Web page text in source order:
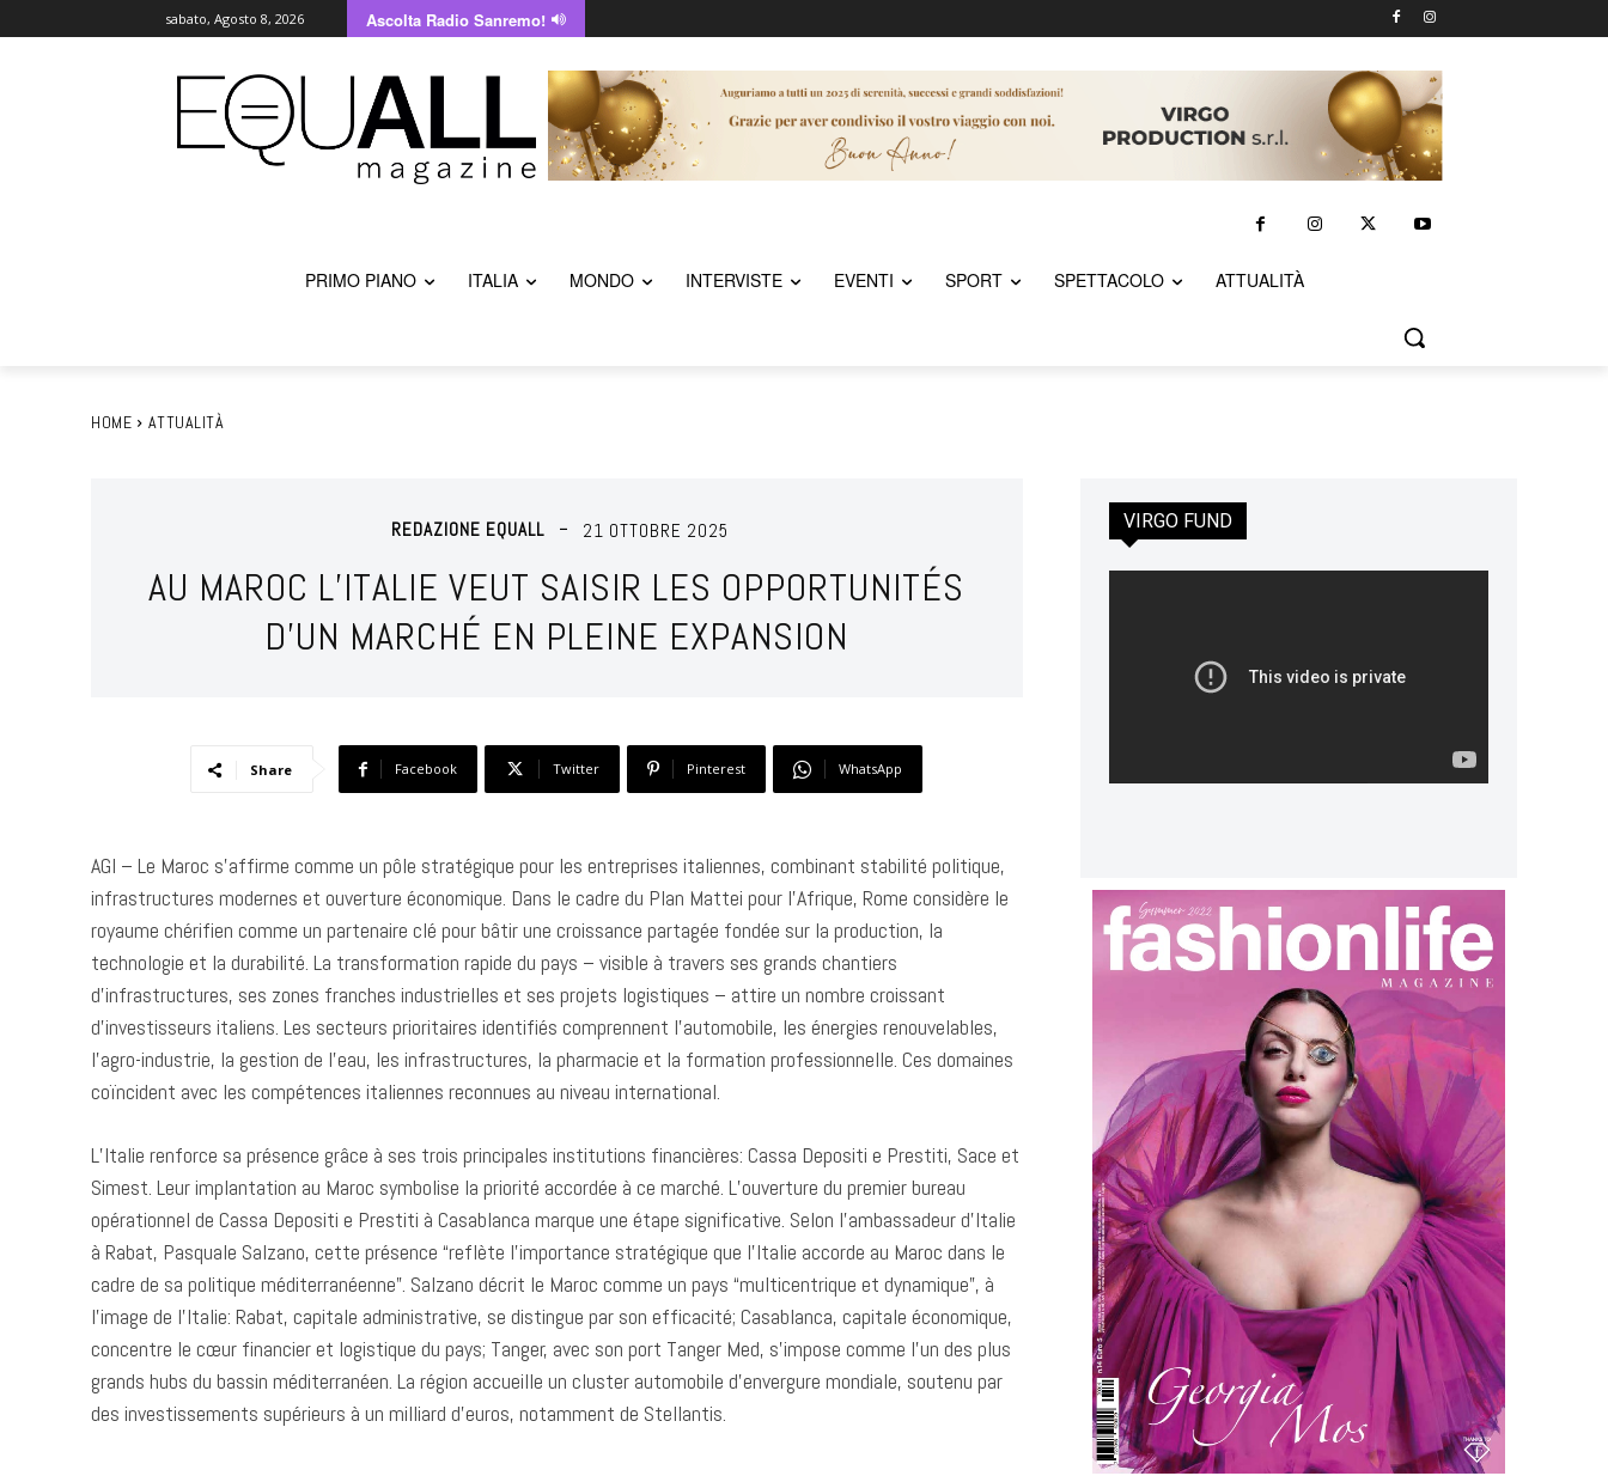
sabato, Agosto 8, 2026 Ascolta Radio Sanremo!
PRIMO PIANO ITALIA MONDO INTERVISTE EVENTI SPORT SPETTACOLO ATTUALITÀ
HOME ATTUALITÀ
REDAZIONE EQUALL 21 OTTOBRE 2025
AU MAROC L’ITALIE VEUT SAISIR LES OPPORTUNITÉS
D’UN MARCHÉ EN PLEINE EXPANSION
Share Facebook Twitter Pinterest WhatsApp
AGI – Le Maroc s’affirme comme un pôle stratégique pour les entreprises italiennes, combinant stabilité politique,
infrastructures modernes et ouverture économique. Dans le cadre du Plan Mattei pour l’Afrique, Rome considère le
royaume chérifien comme un partenaire clé pour bâtir une croissance partagée fondée sur la production, la
technologie et la durabilité. La transformation rapide du pays – visible à travers ses grands chantiers
d’infrastructures, ses zones franches industrielles et ses projets logistiques – attire un nombre croissant
d’investisseurs italiens. Les secteurs prioritaires identifiés comprennent l’automobile, les énergies renouvelables,
l’agro-industrie, la gestion de l’eau, les infrastructures, la pharmacie et la formation professionnelle. Ces domaines
coïncident avec les compétences italiennes reconnues au niveau international.
L’Italie renforce sa présence grâce à ses trois principales institutions financières: Cassa Depositi e Prestiti, Sace et
Simest. Leur implantation au Maroc symbolise la priorité accordée à ce marché. L’ouverture du premier bureau
opérationnel de Cassa Depositi e Prestiti à Casablanca marque une étape significative. Selon l’ambassadeur d’Italie
à Rabat, Pasquale Salzano, cette présence “reflète l’importance stratégique que l’Italie accorde au Maroc dans le
cadre de sa politique méditerranéenne”. Salzano décrit le Maroc comme un pays “multicentrique et dynamique”, à
l’image de l’Italie: Rabat, capitale administrative, se distingue par son efficacité; Casablanca, capitale économique,
concentre le cœur financier et logistique du pays; Tanger, avec son port Tanger Med, s’impose comme l’un des plus
grands hubs du bassin méditerranéen. La région accueille un cluster automobile d’envergure mondiale, soutenu par
des investissements supérieurs à un milliard d’euros, notamment de Stellantis.
VIRGO FUND